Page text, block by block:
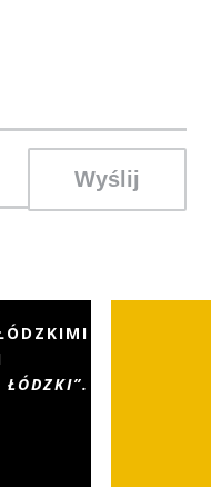
Wyślij
ŁÓDZKI”.